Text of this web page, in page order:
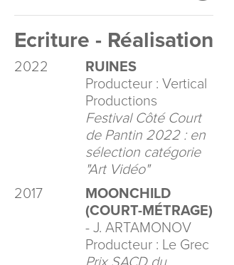
Ecriture - Réalisation
2022
RUINES
Producteur : Vertical
Productions
Festival Côté Court
de Pantin 2022 : en
sélection catégorie
"Art Vidéo"
2017
MOONCHILD
(COURT-MÉTRAGE)
- J. ARTAMONOV
Producteur : Le Grec